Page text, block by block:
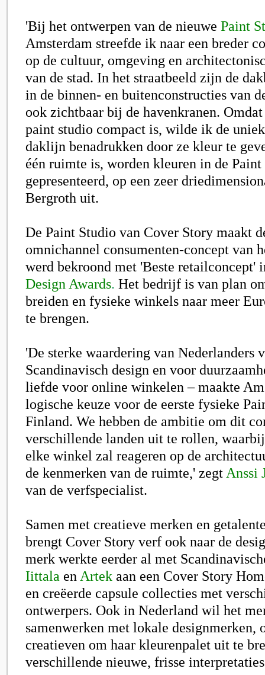
'Bij het ontwerpen van de nieuwe Paint
Amsterdam streefde ik naar een breder
op de cultuur, omgeving en
van de stad. In het straatbeeld zijn de
in de binnen- en buitenconstructies van
ook zichtbaar bij de havenkranen.
paint studio compact is, wilde ik de
daklijn benadrukken door ze kleur te
één ruimte is, worden kleuren in de
gepresenteerd, op een zeer
Bergroth uit.
De Paint Studio van Cover Story maakt
omnichannel consumenten-concept van
werd bekroond met 'Beste retailconcept' i
Design Awards. Het bedrijf is van plan
breiden en fysieke winkels naar meer
te brengen.
'De sterke waardering van Nederlanders
Scandinavisch design en voor
liefde voor online winkelen – maakte
logische keuze voor de eerste fysieke
Finland. We hebben de ambitie om dit
verschillende landen uit te rollen,
elke winkel zal reageren op de
de kenmerken van de ruimte,' zegt Anssi
van de verfspecialist.
Samen met creatieve merken en
brengt Cover Story verf ook naar de
merk werkte eerder al met
Iittala en Artek aan een Cover Story
en creëerde capsule collecties met
ontwerpers. Ook in Nederland wil het
samenwerken met lokale designmerken,
creatieven om haar kleurenpalet uit te
verschillende nieuwe, frisse